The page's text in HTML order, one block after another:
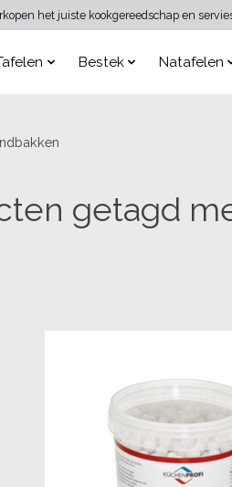
het juiste kookgereedschap en
Bestek Natafelen
getagd